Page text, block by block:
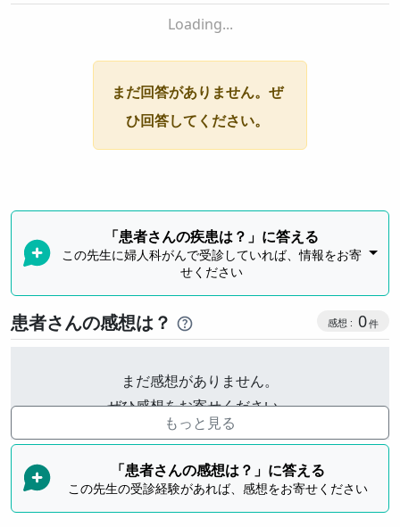
Loading...
「患者さんの疾患は？」に答える
この先生に婦人科がんで受診していれば、情報をお寄
せください
まだ回答がありません。ぜ
ひ回答してください。
患者さんの感想は？ 感想投稿
0
まだ感想がありません。
ぜひ感想をお寄せください。
もっと見る
「患者さんの感想は？」に答える
この先生の受診経験があれば、感想をお寄せください